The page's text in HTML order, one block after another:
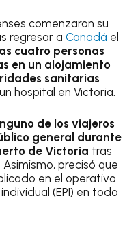
comenzaron su
regresar aCanadá el
cuatro personas
en un alojamiento
sanitarias
hospital en Victoria.
de los viajeros
general durante
de Victoria tras
precisó que
en el operativo
(EPI) en todo